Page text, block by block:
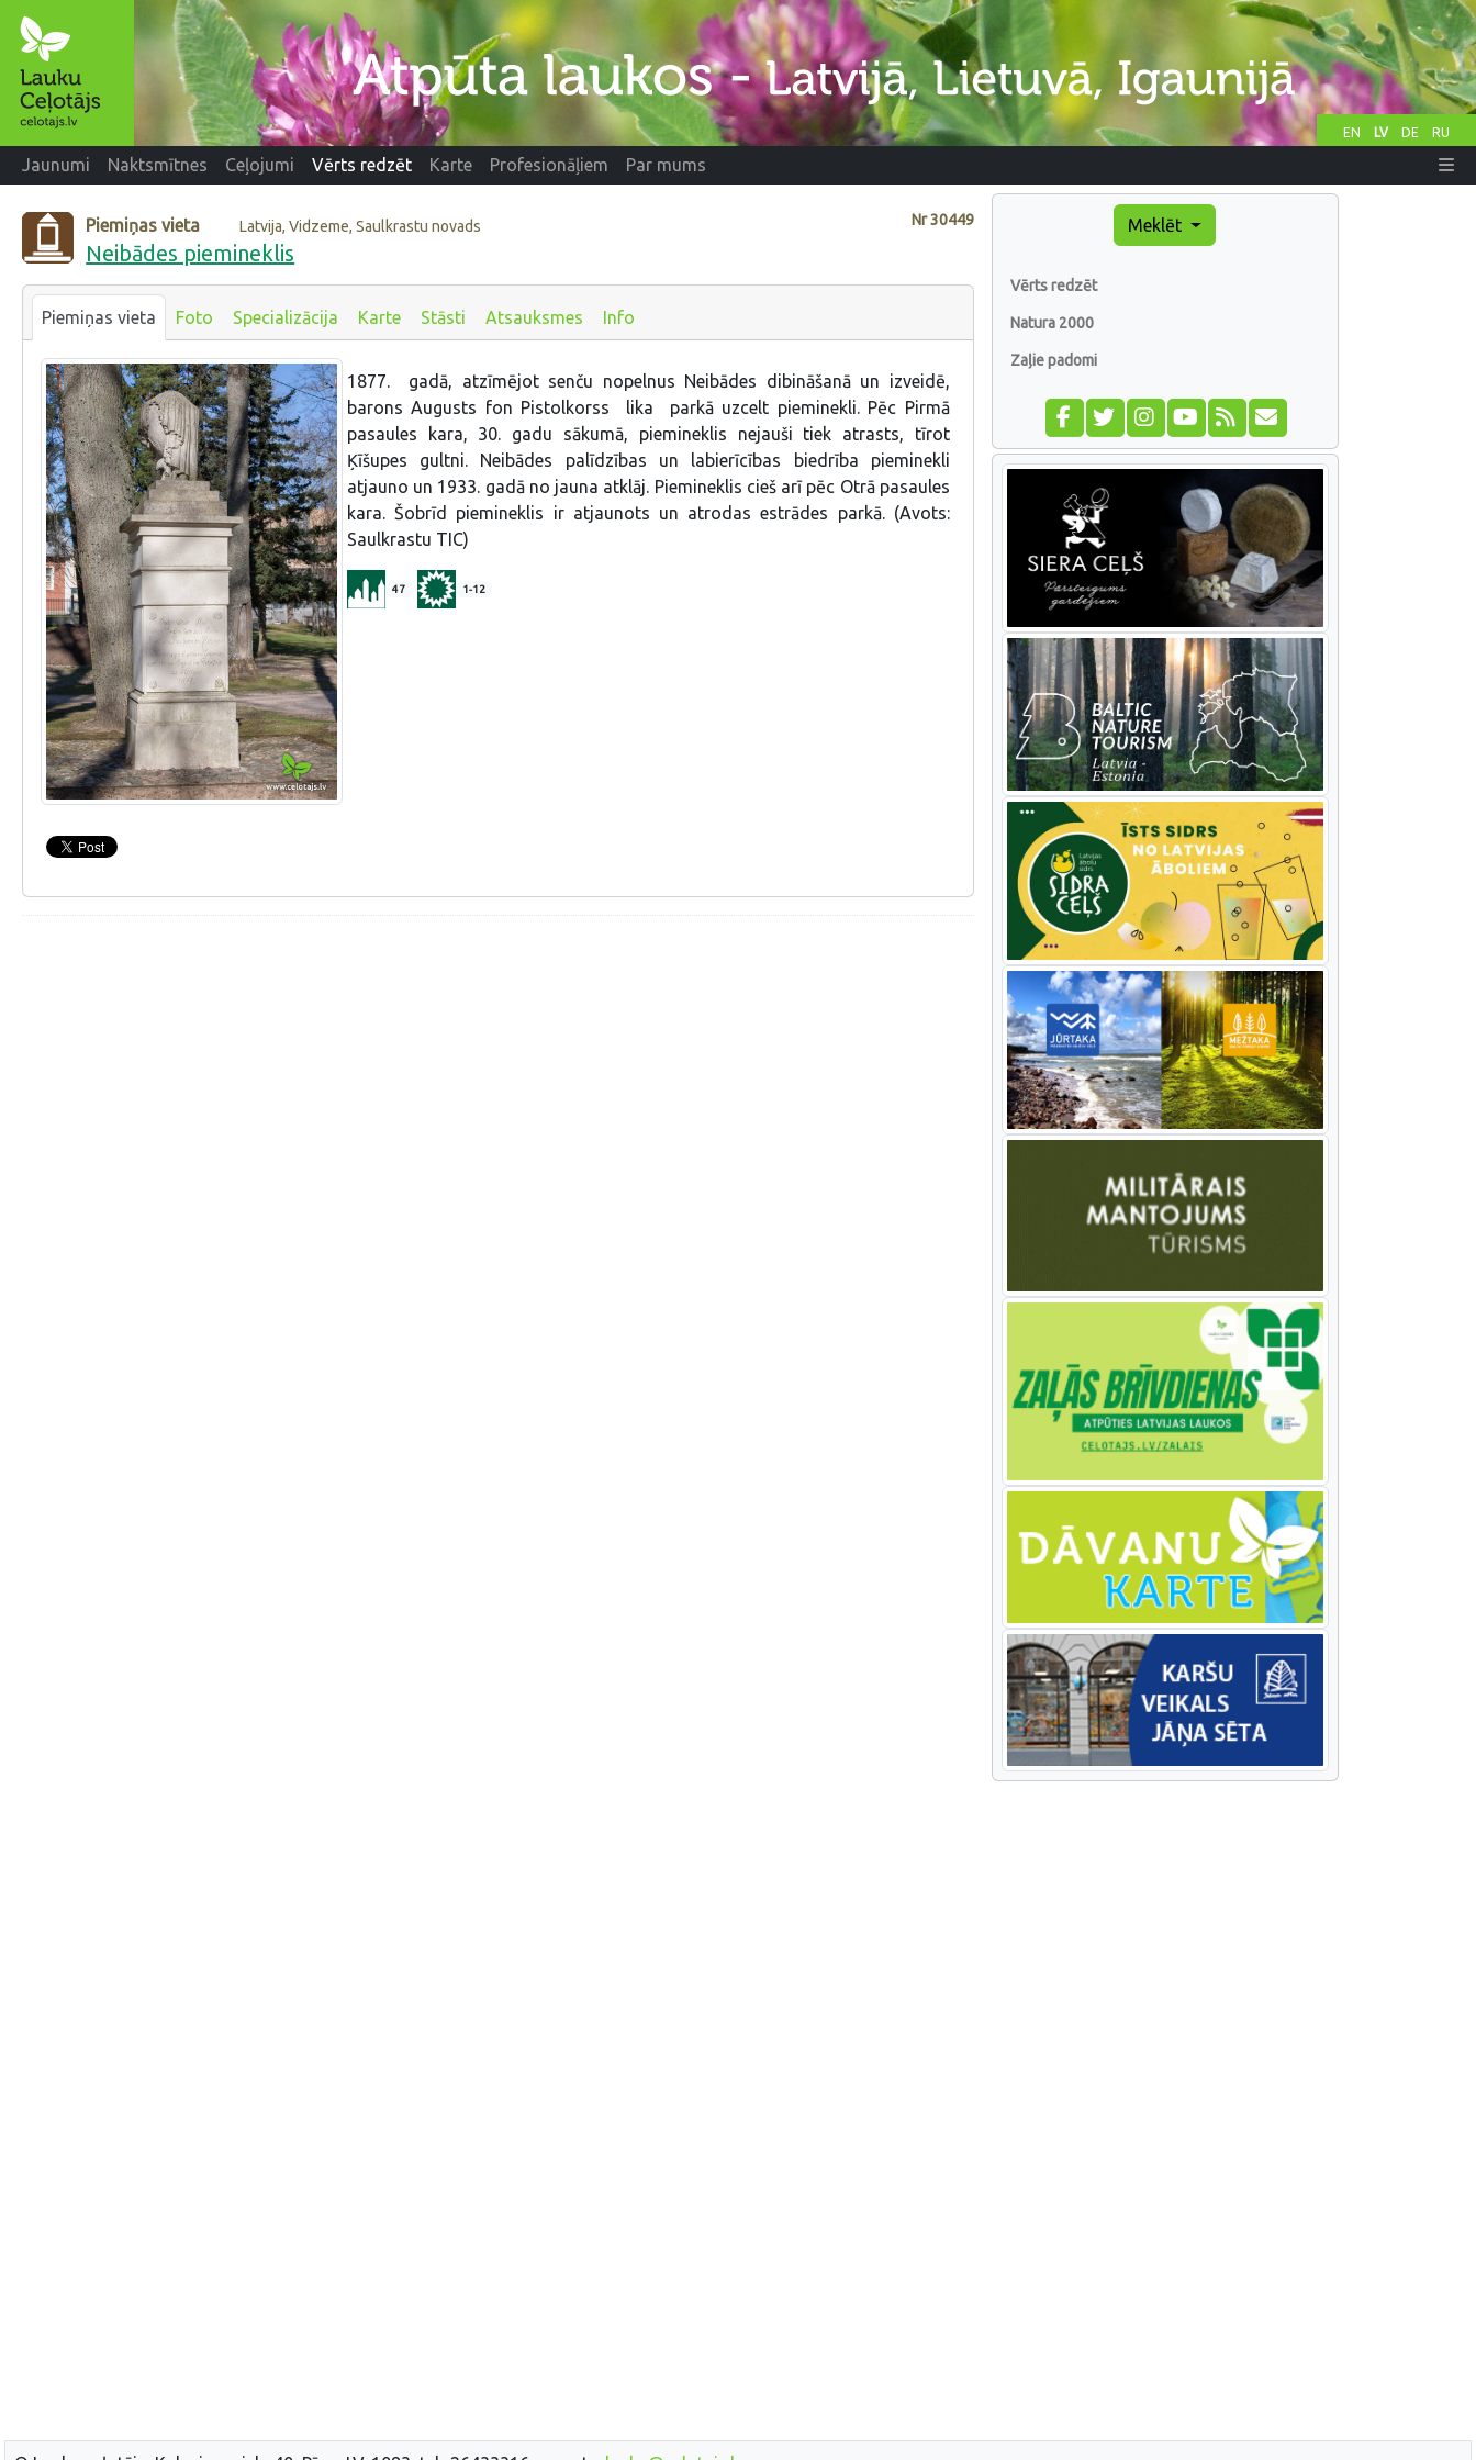
EN LV DE RU
Jaunumi Naktsmītnes Ceļojumi Vērts redzēt Karte Profesionāļiem Par mums
Nr30449
Piemiņas vieta Latvija, Vidzeme, Saulkrastu novads
Neibādes piemineklis
Piemiņas vieta Foto Specializācija Karte Stāsti Atsauksmes Info
1877. gadā, atzīmējot senču nopelnus Neibādes dibināšanā un izveidē,
barons Augusts fon Pistolkorss lika parkā uzcelt pieminekli. Pēc Pirmā
pasaules kara, 30. gadu sākumā, piemineklis nejauši tiek atrasts, tīrot
Ķīšupes gultni. Neibādes palīdzības un labierīcības biedrība pieminekli
atjauno un 1933. gadā no jauna atklāj. Piemineklis cieš arī pēc Otrā pasaules
kara. Šobrīd piemineklis ir atjaunots un atrodas estrādes parkā. (Avots:
Saulkrastu TIC)
47 1-12
Meklēt
Vērts redzēt
Natura 2000
Zaļie padomi